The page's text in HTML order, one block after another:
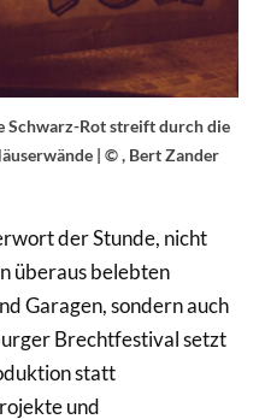
Schwarz-Rot streift durch die
| © , Bert Zander
der Stunde, nicht
überaus belebten
Garagen, sondern auch
Brechtfestival setzt
statt
und